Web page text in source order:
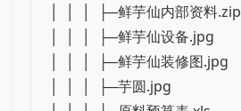
│ │ │ ├─鲜芋仙内部资料.zip
│ │ │ ├─鲜芋仙设备.jpg
│ │ │ ├─鲜芋仙装修图.jpg
│ │ │ ├─芋圆.jpg